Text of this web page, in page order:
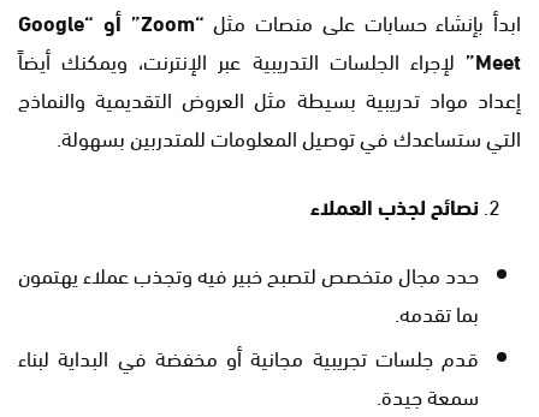
ابدأ بإنشاء حسابات على منصات مثل
“Zoom” أو “Google
Meet” لإجراء الجلسات التدريبية عبر الإنترنت، ويمكنك أيضاً
إعداد مواد تدريبية بسيطة مثل العروض التقديمية والنماذج
التي ستساعدك في توصيل المعلومات للمتدربين بسهولة.
نصائح لجذب العملاء
حدد مجال متخصص لتصبح خبير فيه وتجذب عملاء يهتمون
بما تقدمه.
قدم جلسات تجريبية مجانية أو مخفضة في البداية لبناء
سمعة جيدة.